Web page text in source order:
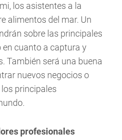
los asistentes a la
alimentos del mar. Un
sobre las principales
cuanto a captura y
También será una buena
nuevos negocios o
principales
profesionales